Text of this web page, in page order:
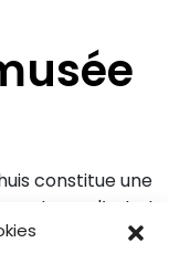
constitue une
d’art et
1636 et 1641